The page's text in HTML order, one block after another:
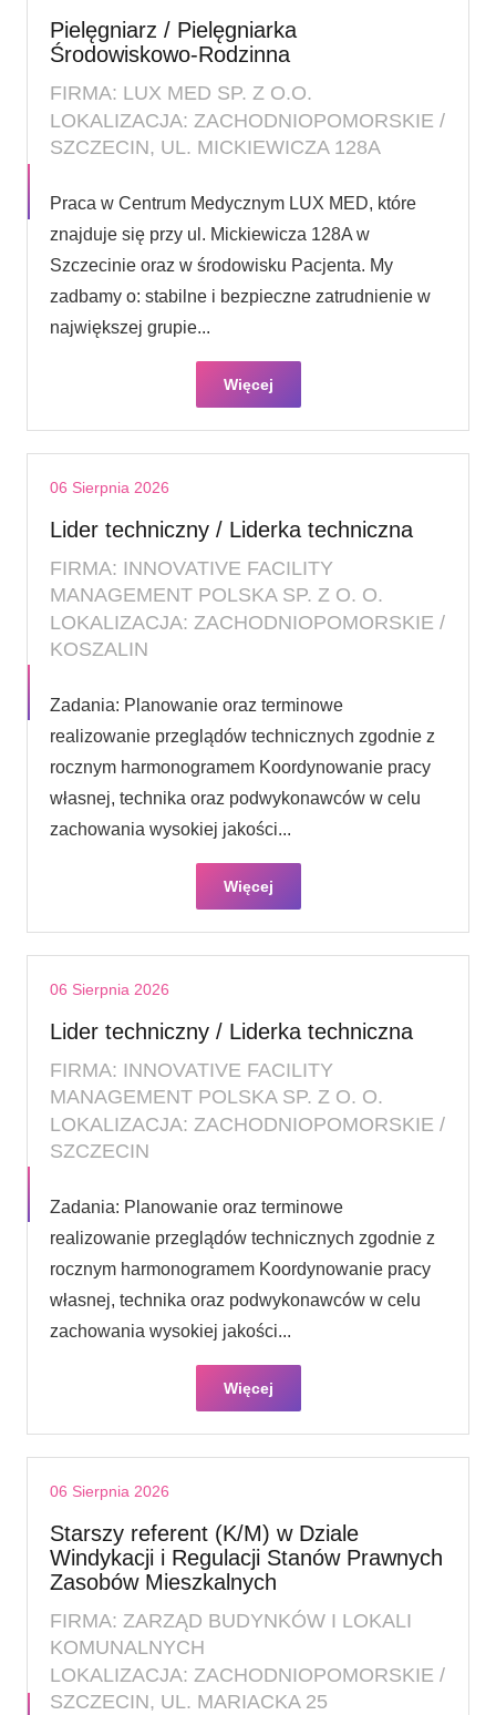
Pielęgniarz / Pielęgniarka
Środowiskowo-Rodzinna
FIRMA: LUX MED SP. Z O.O.
LOKALIZACJA: ZACHODNIOPOMORSKIE /
SZCZECIN, UL. MICKIEWICZA 128A
Praca w Centrum Medycznym LUX MED, które
znajduje się przy ul. Mickiewicza 128A w
Szczecinie oraz w środowisku Pacjenta. My
zadbamy o: stabilne i bezpieczne zatrudnienie w
największej grupie...
Więcej
06 Sierpnia 2026
Lider techniczny / Liderka techniczna
FIRMA: INNOVATIVE FACILITY
MANAGEMENT POLSKA SP. Z O. O.
LOKALIZACJA: ZACHODNIOPOMORSKIE /
KOSZALIN
Zadania: Planowanie oraz terminowe
realizowanie przeglądów technicznych zgodnie z
rocznym harmonogramem Koordynowanie pracy
własnej, technika oraz podwykonawców w celu
zachowania wysokiej jakości...
Więcej
06 Sierpnia 2026
Lider techniczny / Liderka techniczna
FIRMA: INNOVATIVE FACILITY
MANAGEMENT POLSKA SP. Z O. O.
LOKALIZACJA: ZACHODNIOPOMORSKIE /
SZCZECIN
Zadania: Planowanie oraz terminowe
realizowanie przeglądów technicznych zgodnie z
rocznym harmonogramem Koordynowanie pracy
własnej, technika oraz podwykonawców w celu
zachowania wysokiej jakości...
Więcej
06 Sierpnia 2026
Starszy referent (K/M) w Dziale
Windykacji i Regulacji Stanów Prawnych
Zasobów Mieszkalnych
FIRMA: ZARZĄD BUDYNKÓW I LOKALI
KOMUNALNYCH
LOKALIZACJA: ZACHODNIOPOMORSKIE /
SZCZECIN, UL. MARIACKA 25